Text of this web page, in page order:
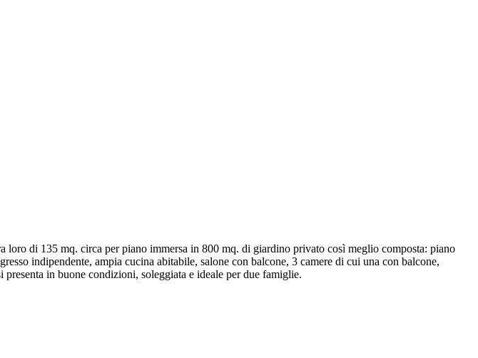
di 135 mq. circa per piano immersa in 800 mq. di giardino privato così meglio composta: piano
indipendente, ampia cucina abitabile, salone con balcone, 3 camere di cui una con balcone,
in buone condizioni, soleggiata e ideale per due famiglie.